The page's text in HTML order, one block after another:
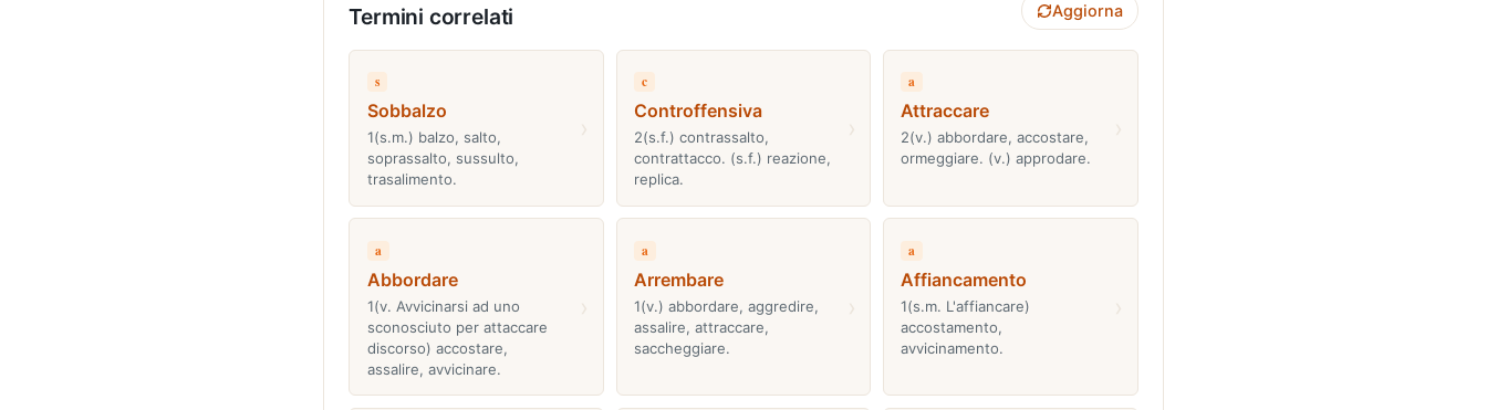
Termini correlati Aggiorna
s
Sobbalzo
1(s.m.) balzo, salto,
soprassalto, sussulto,
trasalimento.
c
Controffensiva
2(s.f.) contrassalto,
contrattacco. (s.f.) reazione,
replica.
a
Attraccare
2(v.) abbordare, accostare,
ormeggiare. (v.) approdare.
a
Abbordare
1(v. Avvicinarsi ad uno
sconosciuto per attaccare
discorso) accostare,
assalire, avvicinare.
a
Arrembare
1(v.) abbordare, aggredire,
assalire, attraccare,
saccheggiare.
a
Affiancamento
1(s.m. L'affiancare)
accostamento,
avvicinamento.